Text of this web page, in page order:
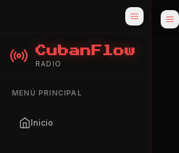
CubanFlow
RADIO
MENÚ PRINCIPAL
Inicio